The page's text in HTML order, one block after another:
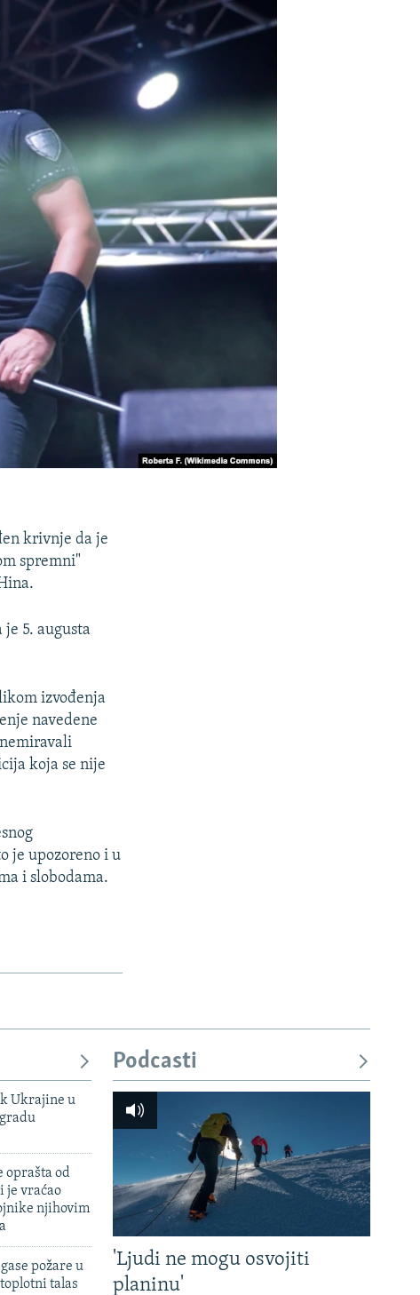
krivnje da je
spremni"
je 5. augusta
izvođenja
navedene
koja se nije
je upozoreno i u
i slobodama.
Ukrajine u
oprašta od
je vraćao
njihovim
požare u
talas
Podcasti
'Ljudi ne mogu osvojiti
planinu'